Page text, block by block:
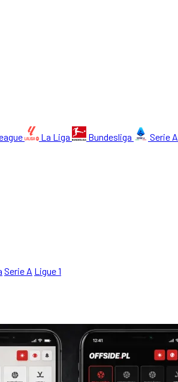
La Liga Bundesliga Serie A
Serie A Ligue 1